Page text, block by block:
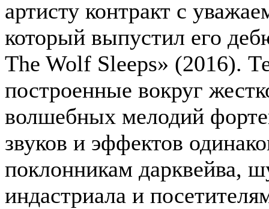
артисту контракт с
который выпустил его
The Wolf Sleeps» (2016).
построенные вокруг
волшебных мелодий
звуков и эффектов
поклонникам дарквейва,
индастриала и